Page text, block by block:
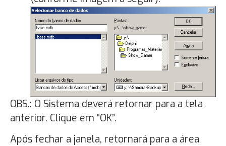
OBS.: O Sistema deverá retornar para a tela
anterior. Clique em “OK”.
Após fechar a janela, retornará para a área